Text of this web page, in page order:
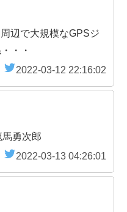
辺で大規模なGPSジ
・・
2022-03-12 22:16:02
勇次郎
2022-03-13 04:26:01